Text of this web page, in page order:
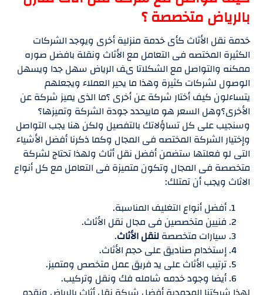
بالرياض متخصصة ؟
خدمة نقل الأثاث كأى خدمة منزلية أخرى ويوجد الشركات
الكثيرة المختصه فى التعامل مع الأثاث ونقلة بافضل صوره
ممكنه والتواصل مع الشكلاتا ىف الرياض سهل جدا ويسهل
الوصول لشركات كثيرة وهذا ما يحير العملاء ويجعلهم
يتساءلون كيف أختار شركة عن أخرى ؟ما الذى يميز شركة عن
الأخرى؟وهل السعر هو ماييحدد جودة الشركة وتميزها؟
وسنجيب على كل تساؤلاتك بالتفصيل ولكن هنا يجب التواصل
وإختيار الشركة المختصه فى المجال وكما ذكرنا أفضل الأشياء
التى لو فعلتها ستضمن أفضل نقل أثاث ولهذا تحتاج لشركة
متخصصة فى المجال وتكون متميزة فى التعامل مع كل أنواع
الاثاث ويجب أن تمتلك:
أفضل أنواع التغليف المناسبة.
فنيين متخصصين فى مجال نقل الأثاث.
سيارات متخصصةلنقل الأثاث.
إستخدام صناديق على حجم الأثاث.
ترتيب الأثاث على يد فريق عمل متخصص ومتميز.
أيضا وجود خدمه شامله فك ونقل وتركيب.